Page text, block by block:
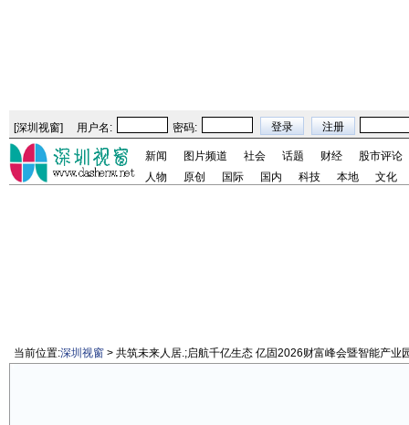
[深圳视窗] 用户名: 密码:
新闻 图片频道 社会 话题 财经
股市评论
人物
原创 国际 国内 科技 本地 文化
当前位置:深圳视窗 > 共筑未来人居.;启航千亿生态 亿固2026财富峰会暨智能产业